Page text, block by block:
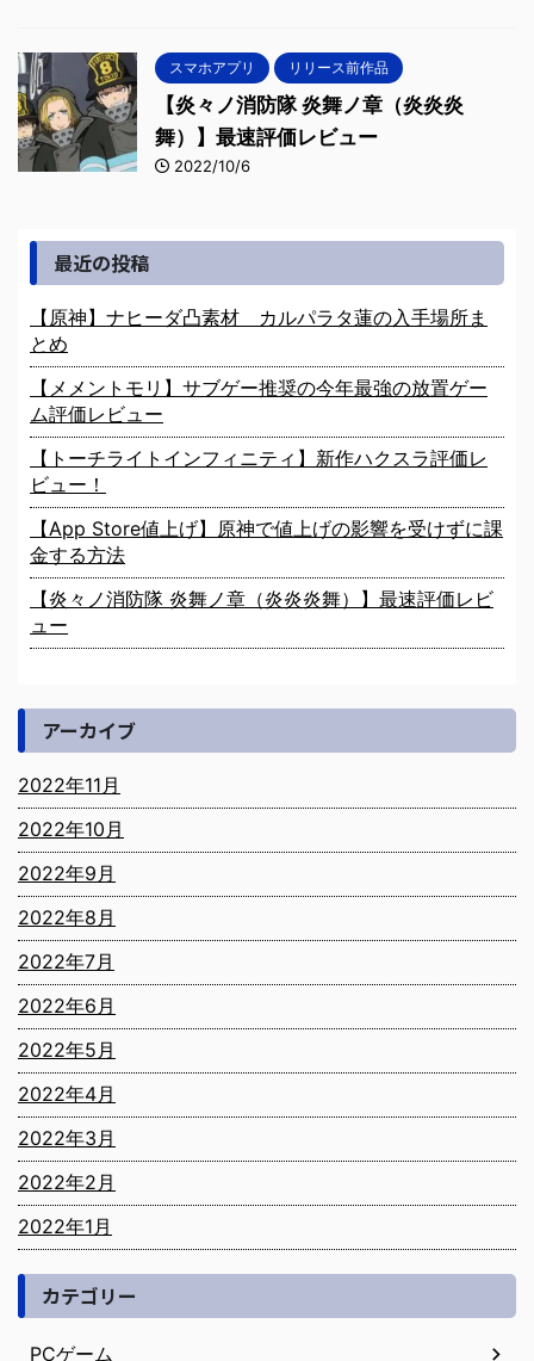
スマホアプリ リリース前作品
【炎々ノ消防隊 炎舞ノ章（炎炎炎
舞）】最速評価レビュー
2022/10/6
最近の投稿
【原神】ナヒーダ凸素材 カルパラタ蓮の入手場所ま
とめ
【メメントモリ】サブゲー推奨の今年最強の放置ゲー
ム評価レビュー
【トーチライトインフィニティ】新作ハクスラ評価レ
ビュー！
【App Store値上げ】原神で値上げの影響を受けずに課
金する方法
【炎々ノ消防隊 炎舞ノ章（炎炎炎舞）】最速評価レビ
ュー
アーカイブ
2022年11月
2022年10月
2022年9月
2022年8月
2022年7月
2022年6月
2022年5月
2022年4月
2022年3月
2022年2月
2022年1月
カテゴリー
PCゲーム